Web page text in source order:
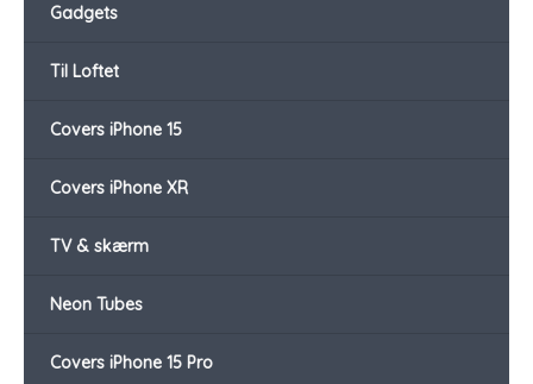
Gadgets
Til Loftet
Covers iPhone 15
Covers iPhone XR
TV & skærm
Neon Tubes
Covers iPhone 15 Pro